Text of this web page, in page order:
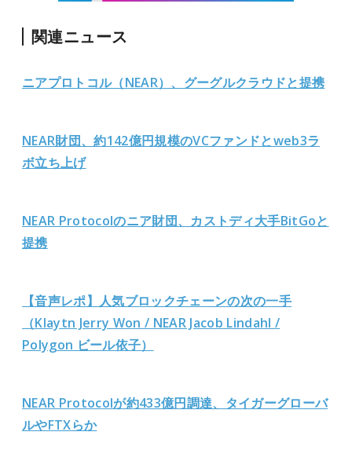
関連ニュース
ニアプロトコル（NEAR）、グーグルクラウドと提携
NEAR財団、約142億円規模のVCファンドとweb3ラ
ボ立ち上げ
NEAR Protocolのニア財団、カストディ大手BitGoと
提携
【音声レポ】人気ブロックチェーンの次の一手
（Klaytn Jerry Won / NEAR Jacob Lindahl /
Polygon ビール依子）
NEAR Protocolが約433億円調達、タイガーグローバ
ルやFTXらか